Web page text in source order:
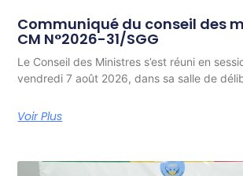
Communiqué du conseil des
CM N°2026-31/SGG
Le Conseil des Ministres s’est réuni en
vendredi 7 août 2026, dans sa salle de
Voir Plus